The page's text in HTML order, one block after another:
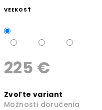
VEĽKOSŤ
225 €
cena:
Zvoľte variant
Možnosti doručenia